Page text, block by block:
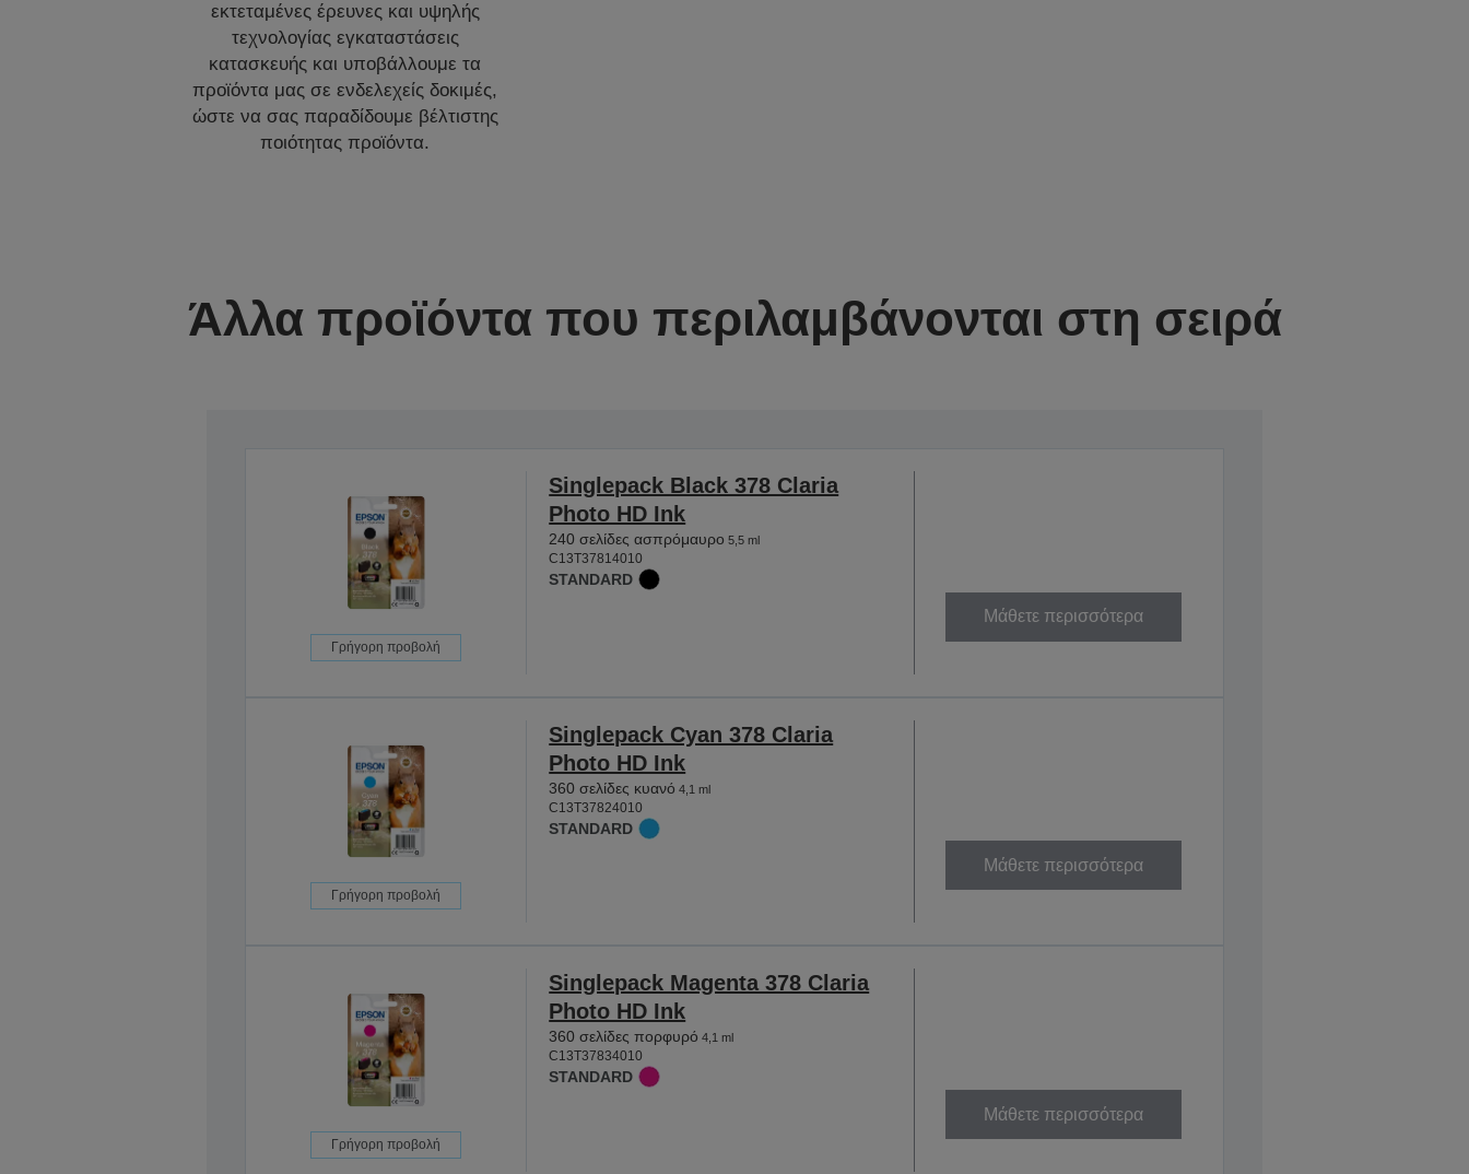
εκτεταμένες έρευνες και υψηλής
τεχνολογίας εγκαταστάσεις
κατασκευής και υποβάλλουμε τα
προϊόντα μας σε ενδελεχείς δοκιμές,
ώστε να σας παραδίδουμε βέλτιστης
ποιότητας προϊόντα.
Άλλα προϊόντα που περιλαμβάνονται στη σειρά
Γρήγορη προβολή
Singlepack Black 378 Claria
Photo HD Ink
240 σελίδες ασπρόμαυρο 5,5 ml
C13T37814010
STANDARD
Μάθετε περισσότερα
Γρήγορη προβολή
Singlepack Cyan 378 Claria
Photo HD Ink
360 σελίδες κυανό 4,1 ml
C13T37824010
STANDARD
Μάθετε περισσότερα
Γρήγορη προβολή
Singlepack Magenta 378 Claria
Photo HD Ink
360 σελίδες πορφυρό 4,1 ml
C13T37834010
STANDARD
Μάθετε περισσότερα